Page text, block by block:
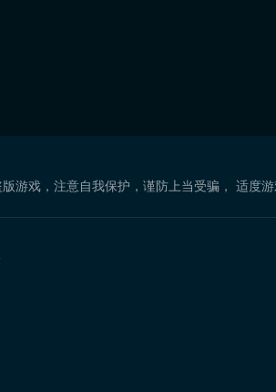
游戏，注意自我保护，谨防上当受骗， 适度